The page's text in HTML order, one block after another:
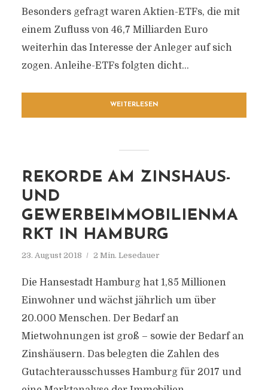
Besonders gefragt waren Aktien-ETFs, die mit
einem Zufluss von 46,7 Milliarden Euro
weiterhin das Interesse der Anleger auf sich
zogen. Anleihe-ETFs folgten dicht...
WEITERLESEN
REKORDE AM ZINSHAUS-
UND
GEWERBEIMMOBILIENMA
RKT IN HAMBURG
23. August 2018 2 Min. Lesedauer
Die Hansestadt Hamburg hat 1,85 Millionen
Einwohner und wächst jährlich um über
20.000 Menschen. Der Bedarf an
Mietwohnungen ist groß – sowie der Bedarf an
Zinshäusern. Das belegten die Zahlen des
Gutachterausschusses Hamburg für 2017 und